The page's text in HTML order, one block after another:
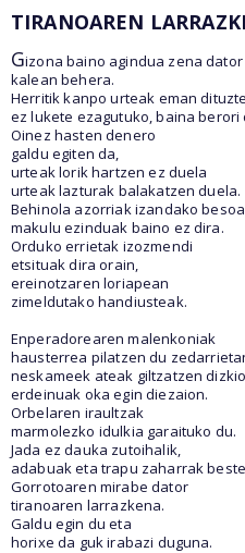
TIRANOAREN
Gizona baino agindua zena dator
kalean behera.
Herritik kanpo urteak eman
ez lukete ezagutuko, baina berori
Oinez hasten denero
galdu egiten da,
urteak lorik hartzen ez duela
urteak lazturak balakatzen duela.
Behinola azorriak izandako
makulu ezinduak baino ez dira.
Orduko errietak izozmendi
etsituak dira orain,
ereinotzaren loriapean
zimeldutako handiusteak.
Enperadorearen malenkoniak
hausterrea pilatzen du
neskameek ateak giltzatzen
erdeinuak oka egin diezaion.
Orbelaren iraultzak
marmolezko idulkia garaituko du.
Jada ez dauka zutoihalik,
adabuak eta trapu zaharrak
Gorrotoaren mirabe dator
tiranoaren larrazkena.
Galdu egin du eta
horixe da guk irabazi duguna.